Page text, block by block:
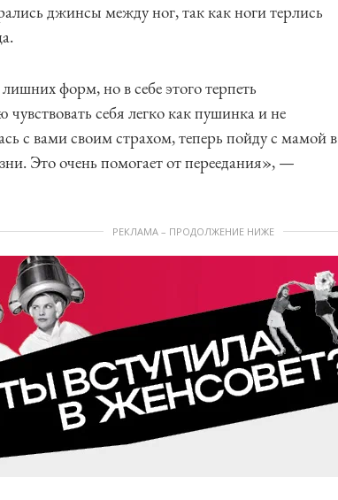
джинсы между ног, так как ноги терлись
форм, но в себе этого терпеть
себя легко как пушинка и не
с вами своим страхом, теперь пойду с мамой в
Это очень помогает от переедания», —
РЕКЛАМА – ПРОДОЛЖЕНИЕ НИЖЕ